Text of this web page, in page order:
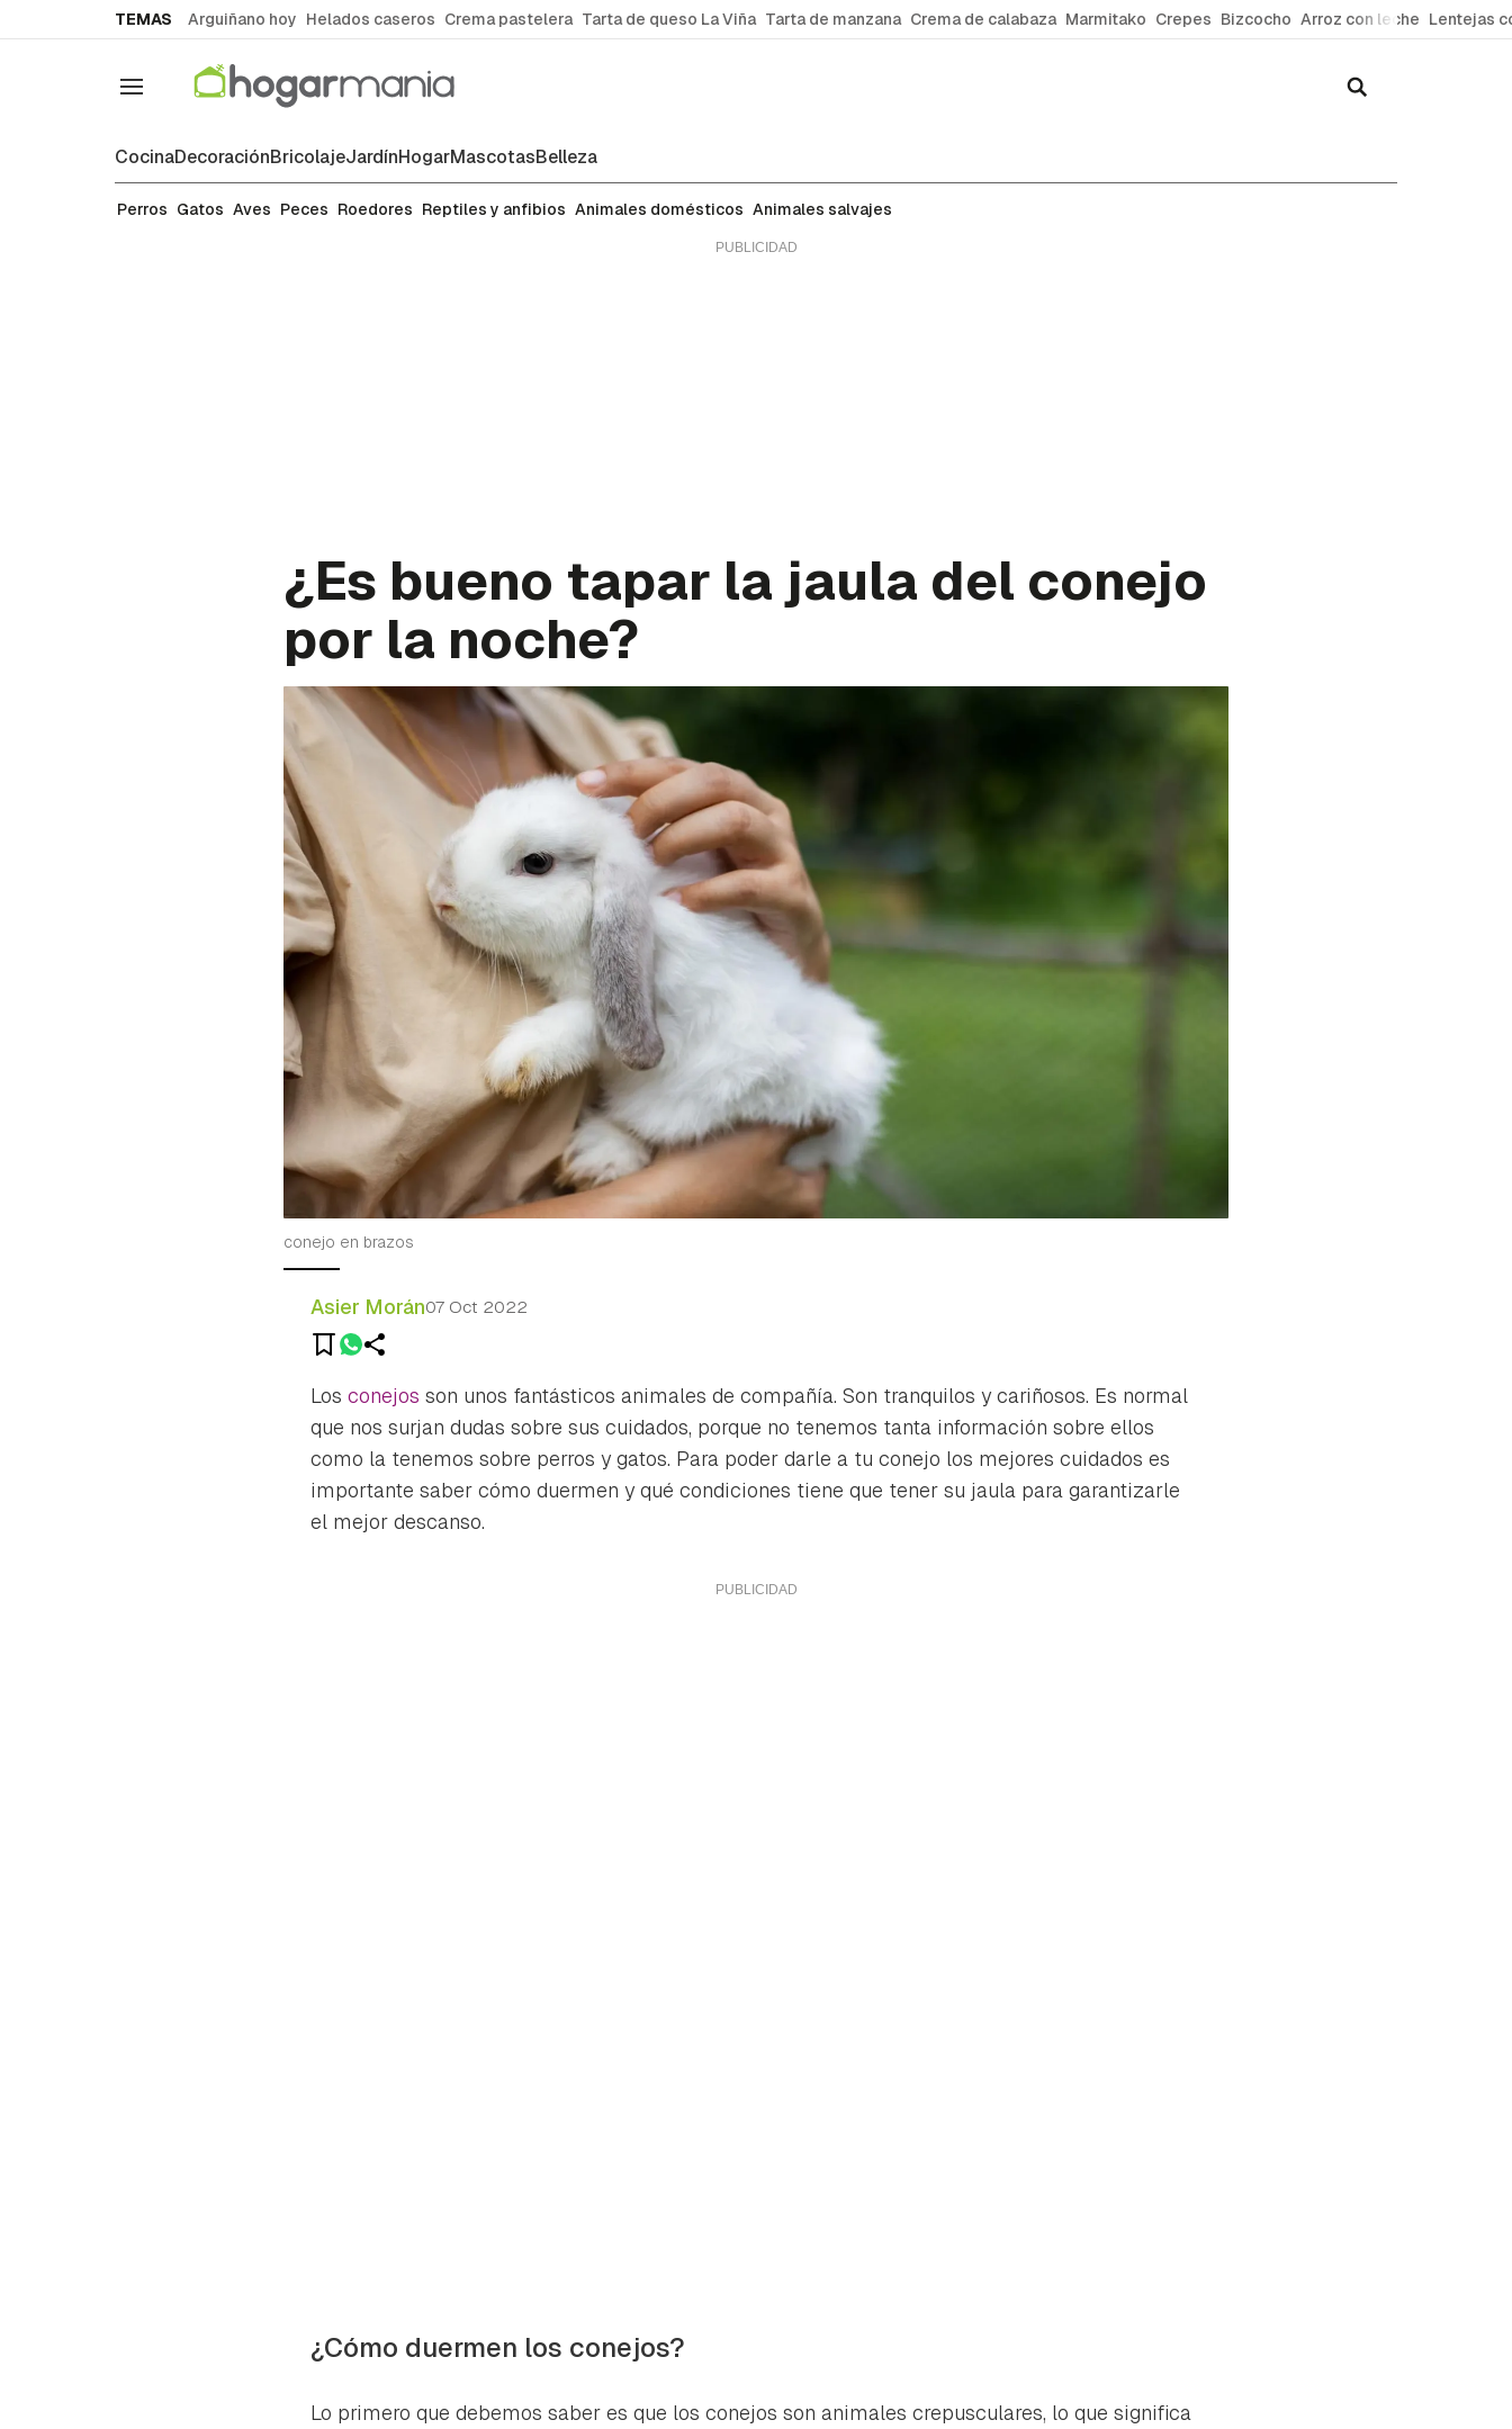
TEMAS Arguiñano hoy Helados caseros Crema pastelera Tarta de queso La Viña Tarta de manzana Crema de calabaza Marmitako Crepes Bizcocho Arroz con leche Lentejas
Navegación
CocinaDecoraciónBricolajeJardínHogarMascotasBelleza
Roedores
Perros Gatos Aves Peces Roedores Reptiles y anfibios Animales domésticos Animales salvajes
¿Es bueno tapar la jaula del conejo
por la noche?
conejo en brazos
Asier Morán07 Oct 2022
Los conejos son unos fantásticos animales de compañía. Son tranquilos y cariñosos. Es normal
que nos surjan dudas sobre sus cuidados, porque no tenemos tanta información sobre ellos
como la tenemos sobre perros y gatos. Para poder darle a tu conejo los mejores cuidados es
importante saber cómo duermen y qué condiciones tiene que tener su jaula para garantizarle
el mejor descanso.
¿Cómo duermen los conejos?
Lo primero que debemos saber es que los conejos son animales crepusculares, lo que significa